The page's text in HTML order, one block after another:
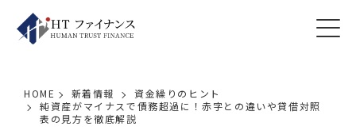
HOME 新着情報
資金繰りのヒント
純資産がマイナスで債務超過に！赤字との違いや貸借対照
表の見方を徹底解説